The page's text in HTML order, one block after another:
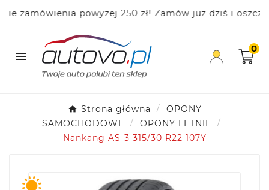
powyżej 250 zł! Zamów już dziś i

0
Strona główna
OPONY
SAMOCHODOWE
OPONY LETNIE
Nankang AS-3 315/30 R22 107Y